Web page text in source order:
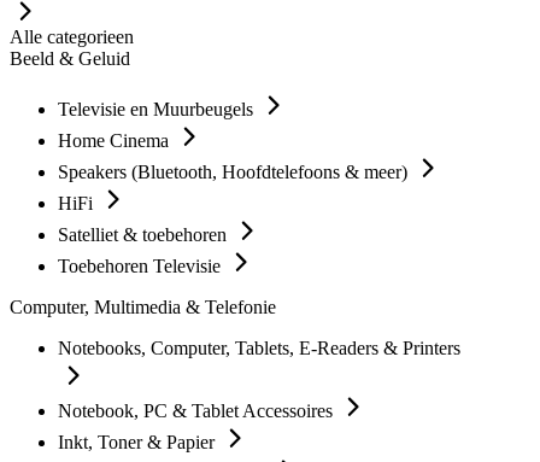
Alle categorieen
Beeld & Geluid
Televisie en Muurbeugels
Home Cinema
Speakers (Bluetooth, Hoofdtelefoons & meer)
HiFi
Satelliet & toebehoren
Toebehoren Televisie
Computer, Multimedia & Telefonie
Notebooks, Computer, Tablets, E-Readers & Printers
Notebook, PC & Tablet Accessoires
Inkt, Toner & Papier